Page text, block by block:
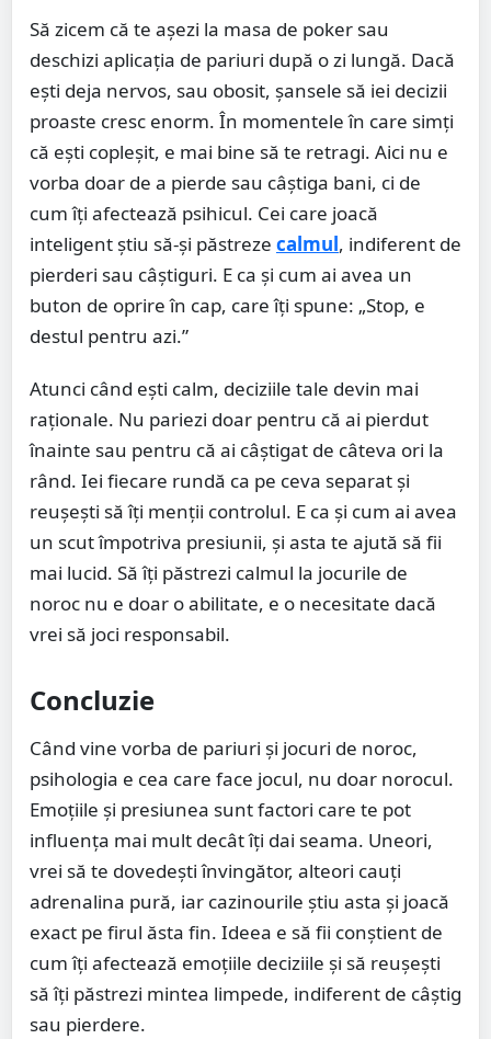
Să zicem că te așezi la masa de poker sau
deschizi aplicația de pariuri după o zi lungă. Dacă
ești deja nervos, sau obosit, șansele să iei decizii
proaste cresc enorm. În momentele în care simți
că ești copleșit, e mai bine să te retragi. Aici nu e
vorba doar de a pierde sau câștiga bani, ci de
cum îți afectează psihicul. Cei care joacă
inteligent știu să-și păstreze calmul, indiferent de
pierderi sau câștiguri. E ca și cum ai avea un
buton de oprire în cap, care îți spune: „Stop, e
destul pentru azi.”
Atunci când ești calm, deciziile tale devin mai
raționale. Nu pariezi doar pentru că ai pierdut
înainte sau pentru că ai câștigat de câteva ori la
rând. Iei fiecare rundă ca pe ceva separat și
reușești să îți menții controlul. E ca și cum ai avea
un scut împotriva presiunii, și asta te ajută să fii
mai lucid. Să îți păstrezi calmul la jocurile de
noroc nu e doar o abilitate, e o necesitate dacă
vrei să joci responsabil.
Concluzie
Când vine vorba de pariuri și jocuri de noroc,
psihologia e cea care face jocul, nu doar norocul.
Emoțiile și presiunea sunt factori care te pot
influența mai mult decât îți dai seama. Uneori,
vrei să te dovedești învingător, alteori cauți
adrenalina pură, iar cazinourile știu asta și joacă
exact pe firul ăsta fin. Ideea e să fii conștient de
cum îți afectează emoțiile deciziile și să reușești
să îți păstrezi mintea limpede, indiferent de câștig
sau pierdere.